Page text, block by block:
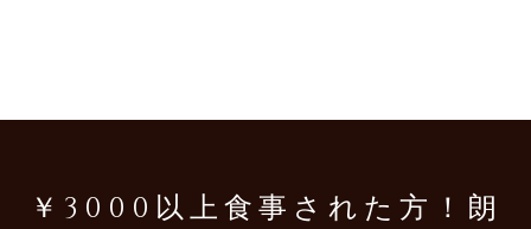
￥3000以上食事された方！朗